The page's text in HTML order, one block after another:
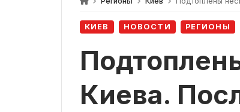
КИЕВ НОВОСТИ РЕГИОНЫ
Киева.